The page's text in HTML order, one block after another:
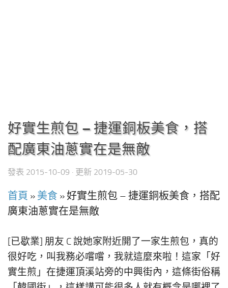
好實生煎包 – 捷運銅板美食，搭
配廣東油蔥實在是無敵
發表 2015-10-09 · 更新 2019-05-30
首頁 » 美食 »好實生煎包 – 捷運銅板美食，搭配
廣東油蔥實在是無敵
[已歇業] 朋友 C 說她家附近開了一家生煎包，真的
很好吃，叫我務必嚐嚐，我就這麼來啦！這家「好
實生煎」在捷運頂溪站旁的中興街內，這條街俗稱